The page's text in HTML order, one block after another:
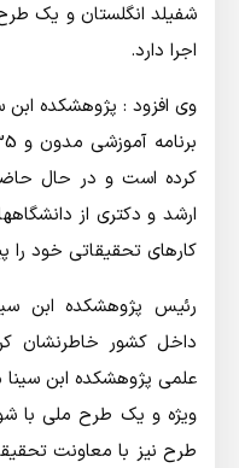
شفیلد انگلستان و یک طرح
اجرا دارد.
ارشد و دکتری از
کارهای تحقیقاتی خود را
رئیس پژوهشکده ابن
طرح نیز با معاونت